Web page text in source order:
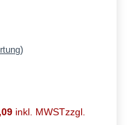
)
inkl. MWSTzzgl.